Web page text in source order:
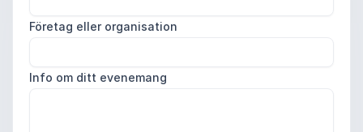
Företag eller organisation
Info om ditt evenemang